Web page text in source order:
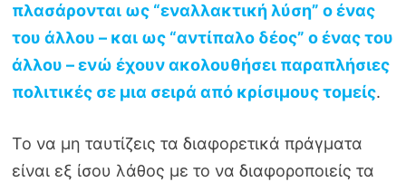
πλασάρονται ως “εναλλακτική λύση” ο ένας
του άλλου – και ως “αντίπαλο δέος” ο ένας του
άλλου – ενώ έχουν ακολουθήσει παραπλήσιες
πολιτικές σε μια σειρά από κρίσιμους τομείς.
Το να μη ταυτίζεις τα διαφορετικά πράγματα
είναι εξ ίσου λάθος με το να διαφοροποιείς τα